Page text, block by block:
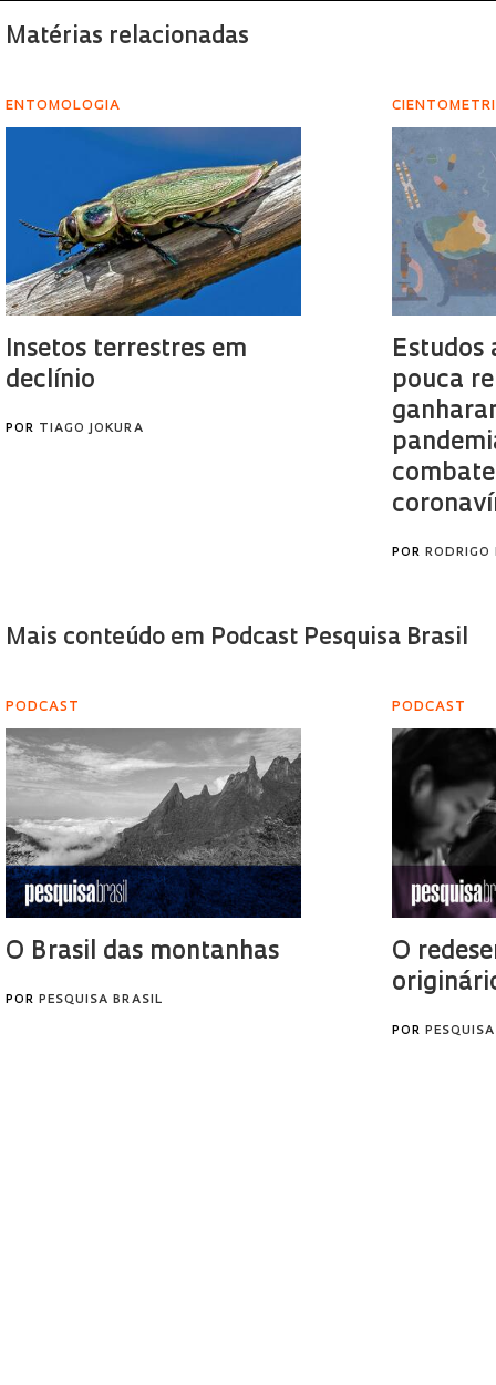
Matérias relacionadas
ENTOMOLOGIA
Insetos terrestres em
declínio
POR TIAGO JOKURA
Estudos
pouca
PORRODRIGO
Mais conteúdo em Podcast Pesquisa Brasil
PODCAST
O Brasil das montanhas
POR PESQUISA BRASIL
PODCAST
O
POR